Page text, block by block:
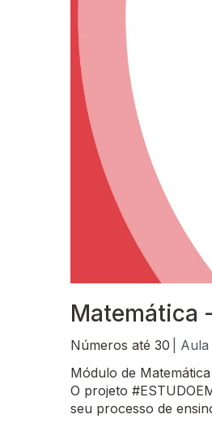
Matemática
Números até 30 |
Módulo de
O projeto
seu processo de